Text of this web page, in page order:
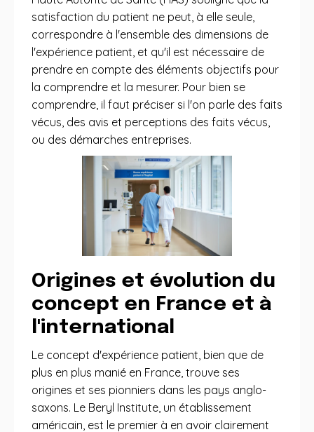
satisfaction du patient ne peut, à elle seule,
correspondre à l'ensemble des dimensions de
l'expérience patient, et qu'il est nécessaire de
prendre en compte des éléments objectifs pour
la comprendre et la mesurer. Pour bien se
comprendre, il faut préciser si l'on parle des faits
vécus, des avis et perceptions des faits vécus,
ou des démarches entreprises.
Origines et évolution du
concept en France et à
l'international
Le concept d'expérience patient, bien que de
plus en plus manié en France, trouve ses
origines et ses pionniers dans les pays anglo-
saxons. Le Beryl Institute, un établissement
américain, est le premier à en avoir clairement